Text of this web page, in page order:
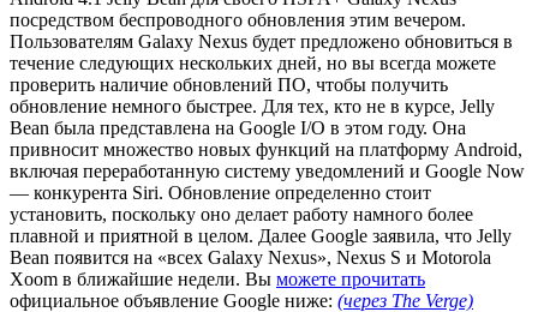
посредством беспроводного обновления этим вечером.
Пользователям Galaxy Nexus будет предложено обновиться в
течение следующих нескольких дней, но вы всегда можете
проверить наличие обновлений ПО, чтобы получить
обновление немного быстрее. Для тех, кто не в курсе, Jelly
Bean была представлена на Google I/O в этом году. Она
привносит множество новых функций на платформу Android,
включая переработанную систему уведомлений и Google Now
— конкурента Siri. Обновление определенно стоит
установить, поскольку оно делает работу намного более
плавной и приятной в целом. Далее Google заявила, что Jelly
Bean появится на «всех Galaxy Nexus», Nexus S и Motorola
Xoom в ближайшие недели. Вы можете прочитать
официальное объявление Google ниже: (через The Verge)